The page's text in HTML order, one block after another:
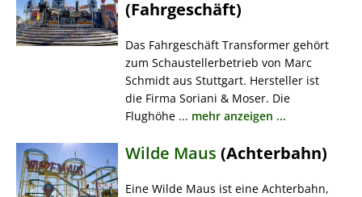
(Fahrgeschäft)
Das Fahrgeschäft Transformer gehört
zum Schaustellerbetrieb von Marc
Schmidt aus Stuttgart. Hersteller ist
die Firma Soriani & Moser. Die
Flughöhe ... mehr anzeigen ...
Wilde Maus (Achterbahn)
Eine Wilde Maus ist eine Achterbahn,